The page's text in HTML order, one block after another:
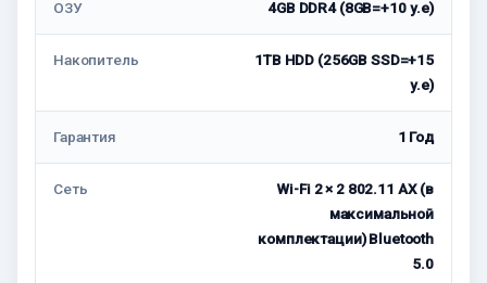
ОЗУ 4GB DDR4 (8GB=+10 у.е)
Накопитель
1TB HDD (256GB SSD=+15
у.е)
Гарантия 1 Год
Сеть
Wi-Fi 2 × 2 802.11 AX (в
максимальной
комплектации) Bluetooth
5.0